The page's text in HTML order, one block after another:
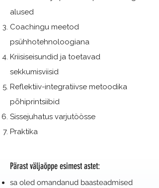
alused
Coachingu meetod
psühhotehnoloogiana
Kriisiseisundid ja toetavad
sekkumisviisid
Reflektiiv-integratiivse metoodika
põhiprintsiibid
Sissejuhatus varjutöösse
Praktika​
Pärast väljaõppe esimest astet:
sa oled omandanud baasteadmised